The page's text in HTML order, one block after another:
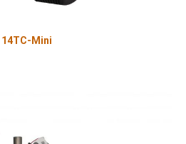
14ТС-Mini